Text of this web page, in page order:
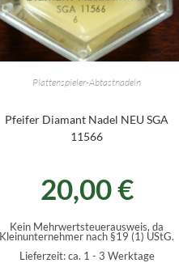
Plattenspieler-Abtastnadeln
Pfeifer Diamant Nadel NEU SGA
11566
20,00€
Kein Mehrwertsteuerausweis, da
Kleinunternehmer nach §19 (1) UStG.
Lieferzeit: ca. 1 - 3 Werktage